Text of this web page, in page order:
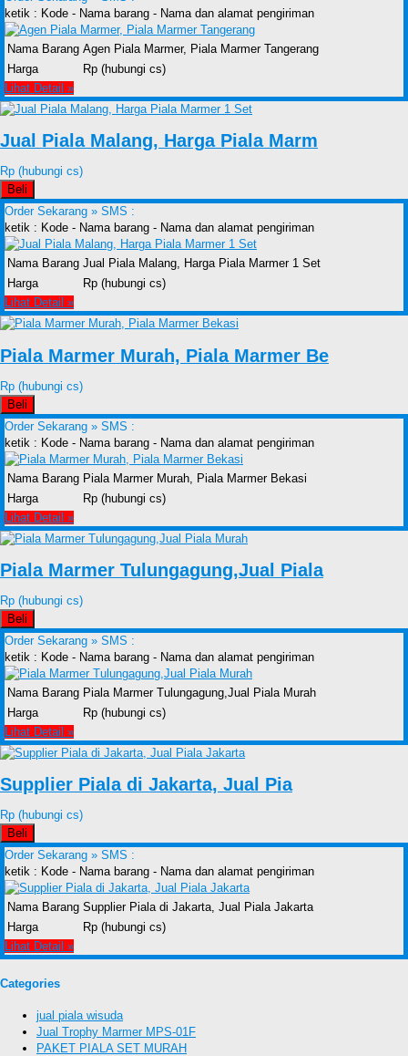
ketik : Kode - Nama barang - Nama dan alamat pengiriman
Nama Barang Agen Piala Marmer, Piala Marmer Tangerang
Harga
Rp (hubungi cs)
Lihat Detail »
Jual Piala Malang, Harga Piala Marm
Rp (hubungi cs)
Beli
Order Sekarang » SMS :
ketik : Kode - Nama barang - Nama dan alamat pengiriman
Nama Barang Jual Piala Malang, Harga Piala Marmer 1 Set
Harga
Rp (hubungi cs)
Lihat Detail »
Piala Marmer Murah, Piala Marmer Be
Rp (hubungi cs)
Beli
Order Sekarang » SMS :
ketik : Kode - Nama barang - Nama dan alamat pengiriman
Nama Barang Piala Marmer Murah, Piala Marmer Bekasi
Harga
Rp (hubungi cs)
Lihat Detail »
Piala Marmer Tulungagung,Jual Piala
Rp (hubungi cs)
Beli
Order Sekarang » SMS :
ketik : Kode - Nama barang - Nama dan alamat pengiriman
Nama Barang Piala Marmer Tulungagung,Jual Piala Murah
Harga
Rp (hubungi cs)
Lihat Detail »
Supplier Piala di Jakarta, Jual Pia
Rp (hubungi cs)
Beli
Order Sekarang » SMS :
ketik : Kode - Nama barang - Nama dan alamat pengiriman
Nama Barang Supplier Piala di Jakarta, Jual Piala Jakarta
Harga
Rp (hubungi cs)
Lihat Detail »
Categories
jual piala wisuda
Jual Trophy Marmer MPS-01F
PAKET PIALA SET MURAH